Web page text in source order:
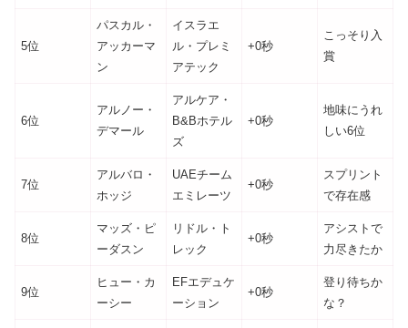
5位
パスカル・
アッカーマ
ン
イスラエ
ル・プレミ
アテック
+0秒
こっそり入
賞
6位
アルノー・
デマール
アルケア・
B&Bホテル
ズ
+0秒
地味にうれ
しい6位
7位
アルバロ・
ホッジ
UAEチーム
エミレーツ
+0秒
スプリント
で存在感
8位
マッズ・ピ
ーダスン
リドル・ト
レック
+0秒
アシストで
力尽きたか
9位
ヒュー・カ
ーシー
EFエデュケ
ーション
+0秒
登り待ちか
な？